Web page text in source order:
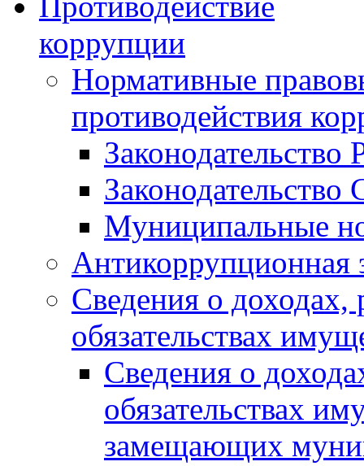
коррупции
Нормативные
противодействия
Законодательство
Муниципальные
Антикоррупционная
Сведения о доходах,
обязательствах
Сведения о
обязательствах
замещающих